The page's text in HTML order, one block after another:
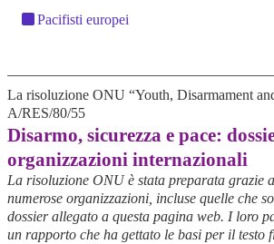
Pacifisti europei
La risoluzione ONU “Youth, Disarmament
A/RES/80/55
Disarmo, sicurezza e pace:
organizzazioni internazionali
La risoluzione ONU è stata preparata grazie
numerose organizzazioni, incluse quelle che
dossier allegato a questa pagina web. I loro
un rapporto che ha gettato le basi per il testo